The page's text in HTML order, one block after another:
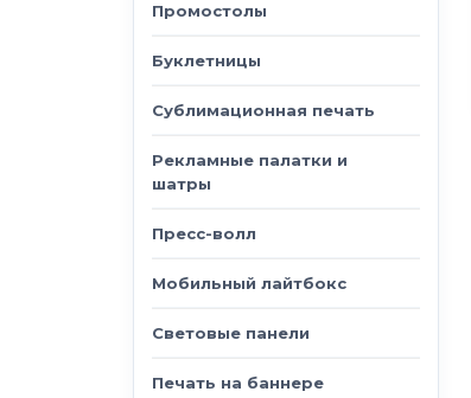
Промостолы
Буклетницы
Сублимационная печать
Рекламные палатки и
шатры
Пресс-волл
Мобильный лайтбокс
Световые панели
Печать на баннере